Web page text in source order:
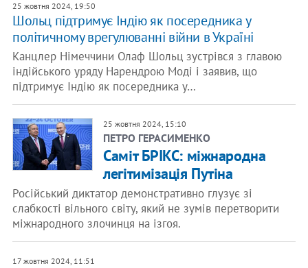
25 жовтня 2024, 19:50
Шольц підтримує Індію як посередника у
політичному врегулюванні війни в Україні
Канцлер Німеччини Олаф Шольц зустрівся з главою
індійського уряду Нарендрою Моді і заявив, що
підтримує Індію як посередника у…
25 жовтня 2024, 15:10
ПЕТРО ГЕРАСИМЕНКО
​Саміт БРІКС: міжнародна
легітимізація Путіна
Російський диктатор демонстративно глузує зі
слабкості вільного світу, який не зумів перетворити
міжнародного злочинця на ізгоя.
17 жовтня 2024, 11:51